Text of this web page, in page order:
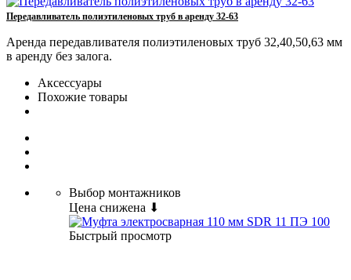
Передавливатель полиэтиленовых труб в аренду 32-63
Аренда передавливателя полиэтиленовых труб 32,40,50,63 мм
в аренду без залога.
Аксессуары
Похожие товары
Выбор монтажников
Цена снижена ⬇
Быстрый просмотр